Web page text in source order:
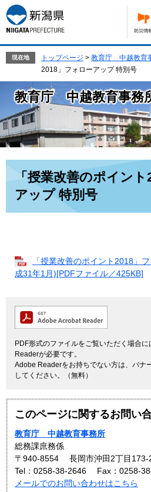
ー
ジ
の
で
す。
ニ
ュ
ー
ば
本
文
へ
現在地 トップページ > 教育庁 中越教育
2018」フォローアップ 特別号
教育庁 中越教育事務
「授業改善のポイン
アップ 特別号
「授業改善のポイント2018」
成31年1月)[PDFファイル／425KB]
PDF形式のファイルをご覧いただく場合
Readerが必要です。
Adobe Readerをお持ちでない方は、バナ
してください。（無料）
このページに関するお問い
教育庁 中越教育事務所
総務課庶務係
〒940-8554
長岡市沖田2丁目173-
Tel：0258-38-2646
Fax：0258-
メールでのお問い合わせはこちら